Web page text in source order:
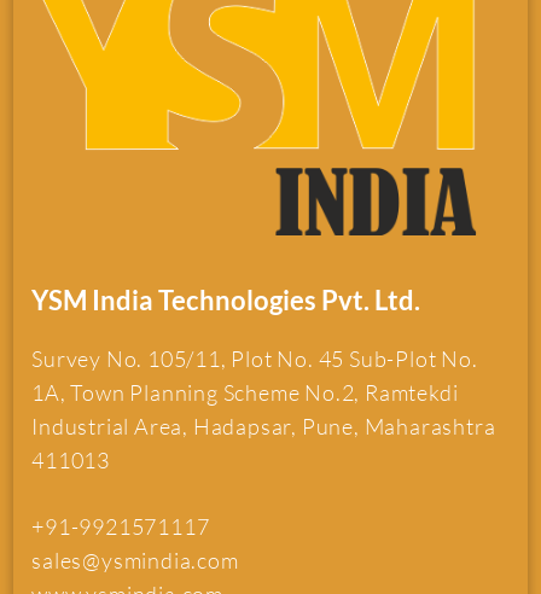
YSM India Technologies Pvt. Ltd.
Survey No. 105/11, Plot No. 45 Sub-Plot No.
1A, Town Planning Scheme No.2, Ramtekdi
Industrial Area, Hadapsar, Pune, Maharashtra
411013
+91-9921571117
sales@ysmindia.com